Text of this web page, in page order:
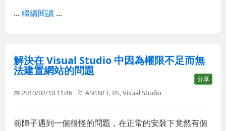
...繼續閱讀 ...
解決在 Visual Studio 中因為權限不足而無
法建置網站的問題
分享
📅 2010/02/10 11:46 📁ASP.NET,IIS,Visual Studio
前陣子遇到一個很怪的問題，在正常的安裝下竟然有個